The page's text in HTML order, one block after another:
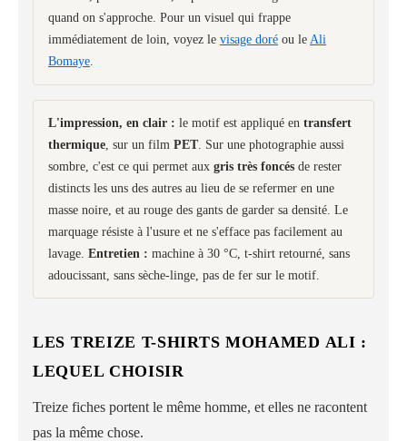
quand on s'approche. Pour un visuel qui frappe
immédiatement de loin, voyez le visage doré ou le Ali
Bomaye
L'impression, en clair : le motif est appliqué en transfert
thermique , sur un film PET. Sur une photographie aussi
sombre, c'est ce qui permet aux gris très foncés de rester
distincts les uns des autres au lieu de se refermer en une
masse noire, et au rouge des gants de garder sa densité. Le
marquage résiste à l'usure et ne s'efface pas facilement au
lavage. Entretien : machine à 30 °C, t-shirt retourné, sans
adoucissant, sans sèche-linge, pas de fer sur le motif.
LES TREIZE T-SHIRTS MOHAMED ALI :
LEQUEL CHOISIR
Treize fiches portent le même homme, et elles ne racontent
pas la même chose.